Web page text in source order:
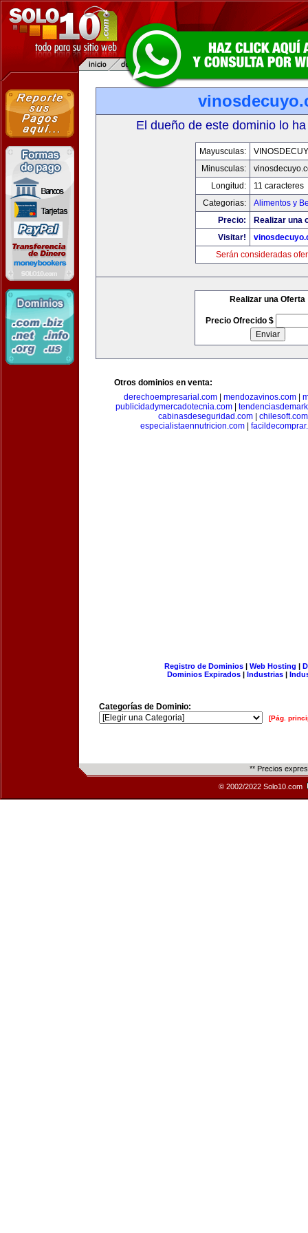
El dueño de este dominio lo
Mayusculas:
Minusculas:
Longitud:
11 caracteres
Categorias:
Alimentos y
Precio:
Realizar una
Visitar!
Serán consideradas
Realizar una Oferta
Precio Ofrecido $
Otros dominios en venta:
derechoempresarial.com
mendozavinos.com
publicidadymercadotecnia.com|
cabinasdeseguridad.com| chilesoft.com
especialistaennutricion.com|
Registro de Dominios| Web Hosting |
Dominios Expirados | Industrias |
Categorías de Dominio:
[Pág.
** Precios
© 2002/2022 Solo10.com